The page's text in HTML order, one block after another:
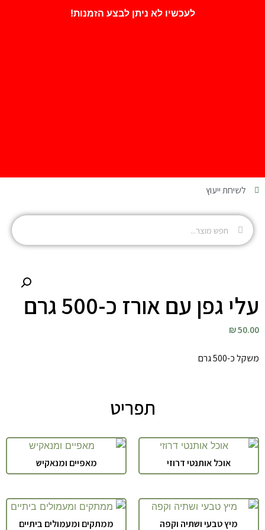
לעכשיו לא ניתן לבצע הזמנות!
לשיחת ייעוץ
עלי גפן עם אורז כ-500 גרם
50.00 ₪
משקל כ-500 גרם
תפריט
אוכל אותנטי דרוזי מאפיים ומנאקיש
מיץ טבעי ושתיה וקפה ממתקים ומעמולים ביתיים